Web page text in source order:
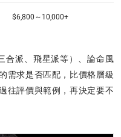
$6,800～10,000+
合派、飛星派等）、論命風
需求是否匹配，比價格層級
往評價與範例，再決定要不